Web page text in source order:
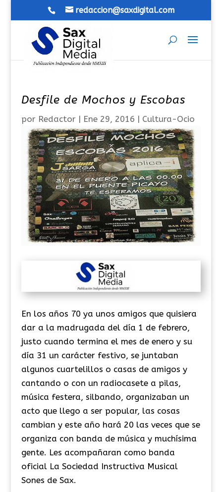
redaccion@saxdigital.com
Desfile de Mochos y Escobas
por Redactor| Ene 29, 2016 | Cultura-Ocio
En los años 70 ya unos amigos que quisiera
dar a la madrugada del día 1 de febrero,
justo cuando termina el mes de enero y su
día 31 un carácter festivo, se juntaban
algunos cuartelillos o casas de amigos y
cantando o con un radiocasete a pilas,
música festera, silbando, organizaban un
acto que llego a ser popular, las cosas
cambian y este año hará 20 las veces que se
organiza con banda de música y muchísima
gente. Les acompañaran como banda
oficial La Sociedad Instructiva Musical
Sones de Sax.